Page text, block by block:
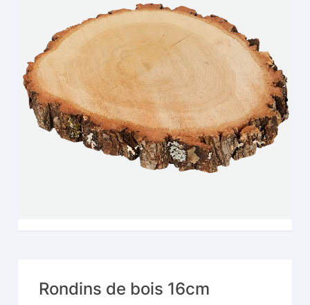
Rondins de bois 16cm